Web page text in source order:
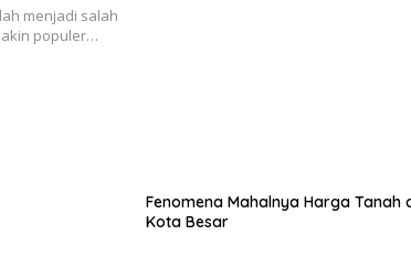
menjadi salah
populer…
Fenomena Mahalnya Harga Tanah
Kota Besar